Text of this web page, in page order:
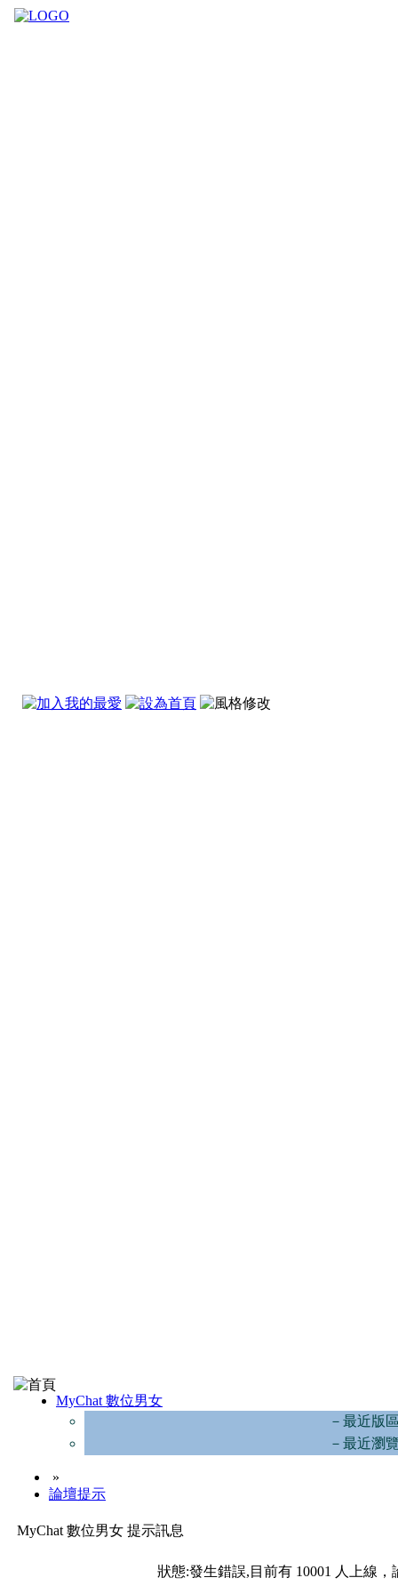
MyChat 數位男女
－最近版
－最近瀏
»
論壇提示
MyChat 數位男女 提示訊息
狀態:發生錯誤,目前有 10001 人上線